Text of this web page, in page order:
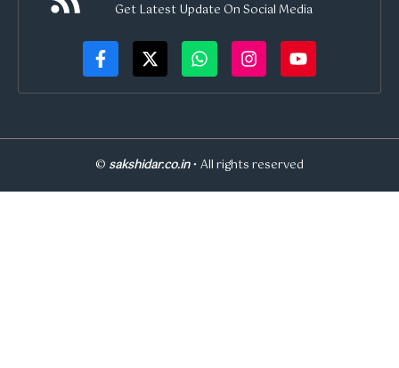
Get Latest Update On Social Media
© sakshidar.co.in• All rights reserved